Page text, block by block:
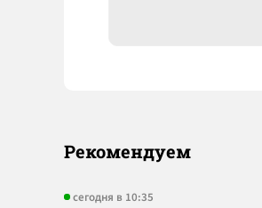
Рекомендуем
сегодня в 10:35